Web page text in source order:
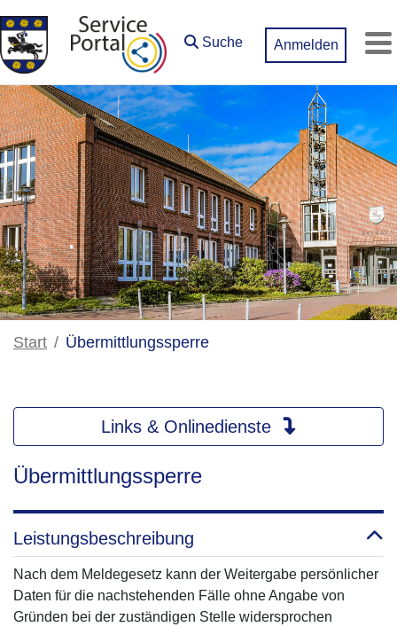
Zum Hauptinhalt springen
Suche Anmelden
Start Übermittlungssperre
Links & Onlinedienste
Übermittlungssperre
Leistungsbeschreibung
Nach dem Meldegesetz kann der Weitergabe persönlicher
Daten für die nachstehenden Fälle ohne Angabe von
Gründen bei der zuständigen Stelle widersprochen